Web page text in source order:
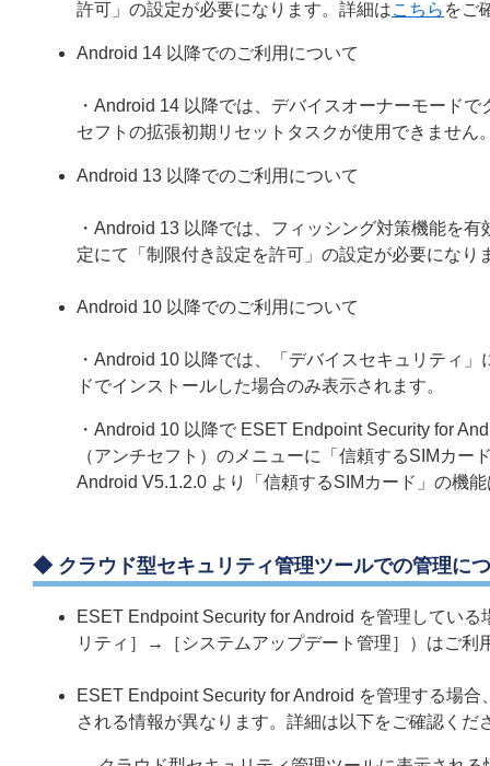
許可」の設定が必要になります。詳細はこちら をご
Android 14 以降でのご利用について
・Android 14 以降では、デバイスオーナーモード
セフトの拡張初期リセットタスクが使用できません
Android 13 以降でのご利用について
・Android 13 以降では、フィッシング対策機能を
定にて「制限付き設定を許可」の設定が必要になり
Android 10 以降でのご利用について
・Android 10 以降では、「デバイスセキュリティ
ドでインストールした場合のみ表示されます。
・Android 10 以降で ESET Endpoint Security for
（アンチセフト）のメニューに「信頼するSIMカ
Android V5.1.2.0 より「信頼するSIMカード」の機
◆ クラウド型セキュリティ管理ツールでの管理に
ESET Endpoint Security for Android を管理してい
リティ］→［システムアップデート管理］）はご利
ESET Endpoint Security for Android を管理する場
される情報が異なります。詳細は以下をご確認くだ